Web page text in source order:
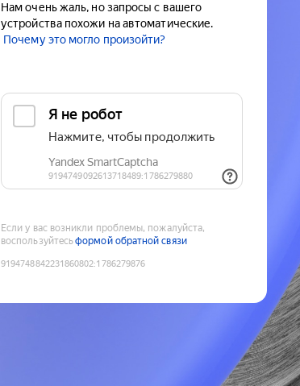
Нам очень жаль, но запросы с вашего
устройства похожи на автоматические.
Почему это могло произойти?
Если у вас возникли проблемы, пожалуйста,
воспользуйтесьформой обратной связи
9194748842231860802:1786279876